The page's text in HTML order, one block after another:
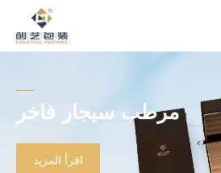
مرطب سيجار فاخر
اقرأ المزيد